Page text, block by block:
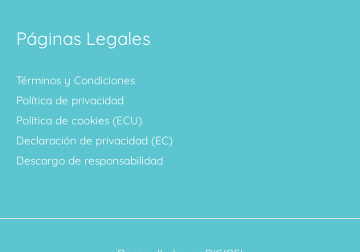
Páginas Legales
Términos y Condiciones
Política de privacidad
Política de cookies (ECU)
Declaración de privacidad (EC)
Descargo de responsabilidad